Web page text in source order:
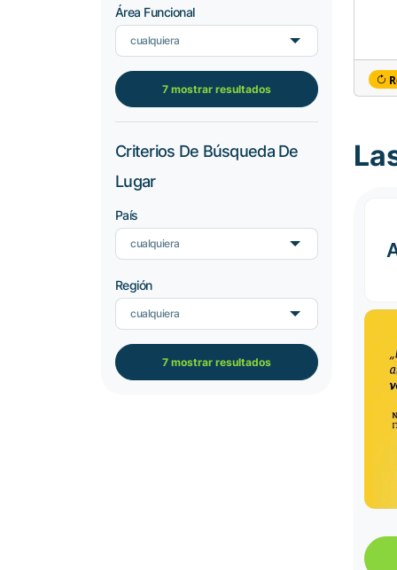
Área Funcional
cualquiera
7 mostrar resultados
Criterios De Búsqueda De
Lugar
País
cualquiera
Región
cualquiera
7 mostrar resultados